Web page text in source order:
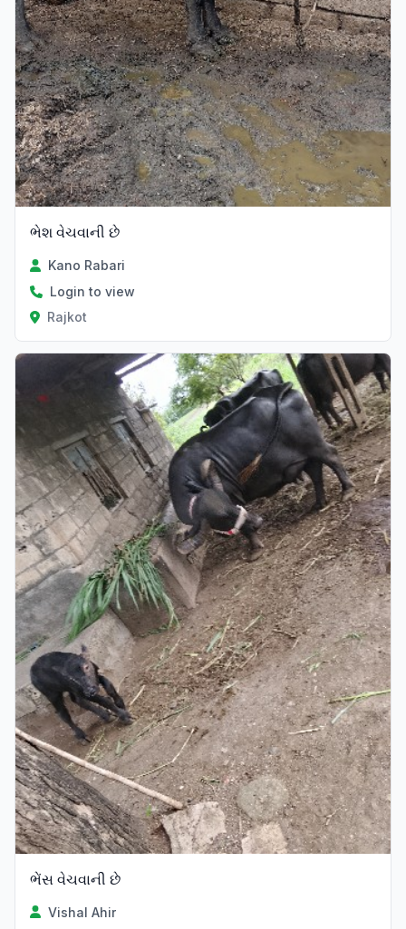
ભેશ વેચવાની છે
Kano Rabari
Login to view
Rajkot
ભેંસ વેચવાની છે
Vishal Ahir